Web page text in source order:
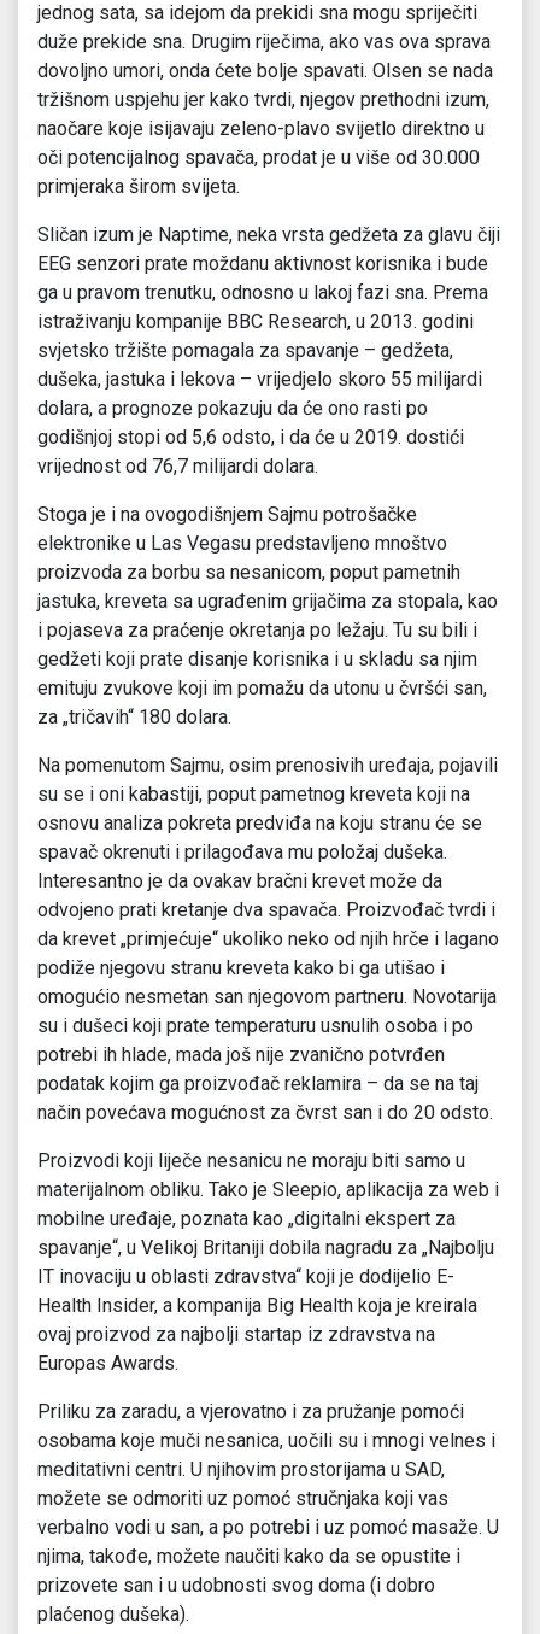
jednog sata, sa idejom da prekidi sna mogu spriječiti
duže prekide sna. Drugim riječima, ako vas ova sprava
dovoljno umori, onda ćete bolje spavati. Olsen se nada
tržišnom uspjehu jer kako tvrdi, njegov prethodni izum,
naočare koje isijavaju zeleno-plavo svijetlo direktno u
oči potencijalnog spavača, prodat je u više od 30.000
primjeraka širom svijeta.
Sličan izum je Naptime, neka vrsta gedžeta za glavu čiji
EEG senzori prate moždanu aktivnost korisnika i bude
ga u pravom trenutku, odnosno u lakoj fazi sna. Prema
istraživanju kompanije BBC Research, u 2013. godini
svjetsko tržište pomagala za spavanje – gedžeta,
dušeka, jastuka i lekova – vrijedjelo skoro 55 milijardi
dolara, a prognoze pokazuju da će ono rasti po
godišnjoj stopi od 5,6 odsto, i da će u 2019. dostići
vrijednost od 76,7 milijardi dolara.
Stoga je i na ovogodišnjem Sajmu potrošačke
elektronike u Las Vegasu predstavljeno mnoštvo
proizvoda za borbu sa nesanicom, poput pametnih
jastuka, kreveta sa ugrađenim grijačima za stopala, kao
i pojaseva za praćenje okretanja po ležaju. Tu su bili i
gedžeti koji prate disanje korisnika i u skladu sa njim
emituju zvukove koji im pomažu da utonu u čvršći san,
za „tričavih“ 180 dolara.
Na pomenutom Sajmu, osim prenosivih uređaja, pojavili
su se i oni kabastiji, poput pametnog kreveta koji na
osnovu analiza pokreta predviđa na koju stranu će se
spavač okrenuti i prilagođava mu položaj dušeka.
Interesantno je da ovakav bračni krevet može da
odvojeno prati kretanje dva spavača. Proizvođač tvrdi i
da krevet „primjećuje“ ukoliko neko od njih hrče i lagano
podiže njegovu stranu kreveta kako bi ga utišao i
omogućio nesmetan san njegovom partneru. Novotarija
su i dušeci koji prate temperaturu usnulih osoba i po
potrebi ih hlade, mada još nije zvanično potvrđen
podatak kojim ga proizvođač reklamira – da se na taj
način povećava mogućnost za čvrst san i do 20 odsto.
Proizvodi koji liječe nesanicu ne moraju biti samo u
materijalnom obliku. Tako je Sleepio, aplikacija za web i
mobilne uređaje, poznata kao „digitalni ekspert za
spavanje“, u Velikoj Britaniji dobila nagradu za „Najbolju
IT inovaciju u oblasti zdravstva“ koji je dodijelio E-
Health Insider, a kompanija Big Health koja je kreirala
ovaj proizvod za najbolji startap iz zdravstva na
Europas Awards.
Priliku za zaradu, a vjerovatno i za pružanje pomoći
osobama koje muči nesanica, uočili su i mnogi velnes i
meditativni centri. U njihovim prostorijama u SAD,
možete se odmoriti uz pomoć stručnjaka koji vas
verbalno vodi u san, a po potrebi i uz pomoć masaže. U
njima, takođe, možete naučiti kako da se opustite i
prizovete san i u udobnosti svog doma (i dobro
plaćenog dušeka).